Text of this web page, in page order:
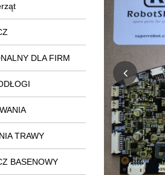
DLA FIRM
TRAWY
BASENOWY